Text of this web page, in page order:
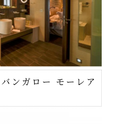
ンガロー モーレア